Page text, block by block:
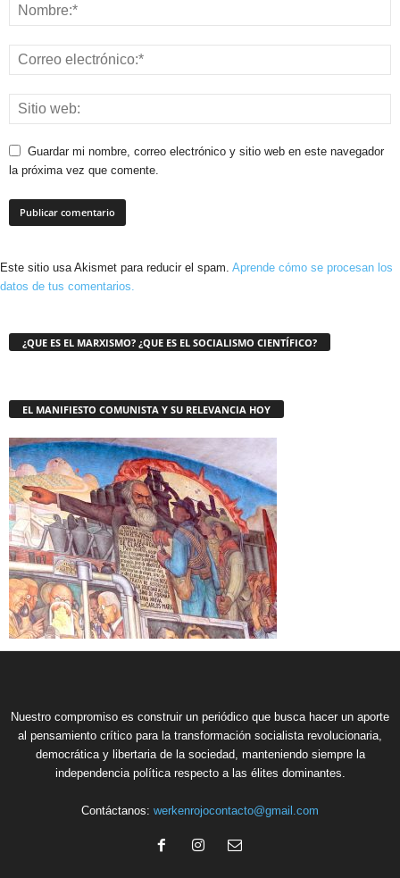
Guardar mi nombre, correo electrónico y sitio web en este navegador
la próxima vez que comente.
Este sitio usa Akismet para reducir el spam. Aprende cómo se procesan los
datos de tus comentarios.
¿QUE ES EL MARXISMO? ¿QUE ES EL SOCIALISMO CIENTÍFICO?
EL MANIFIESTO COMUNISTA Y SU RELEVANCIA HOY
Nuestro compromiso es construir un periódico que busca hacer un aporte
al pensamiento crítico para la transformación socialista revolucionaria,
democrática y libertaria de la sociedad, manteniendo siempre la
independencia política respecto a las élites dominantes.
Contáctanos: werkenrojocontacto@gmail.com